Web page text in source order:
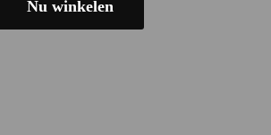
Nu winkelen